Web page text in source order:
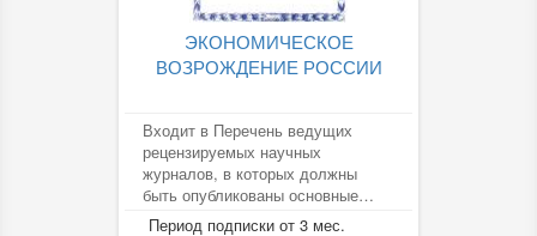
ЭКОНОМИЧЕСКОЕ
ВОЗРОЖДЕНИЕ РОССИИ
Входит в Перечень ведущих
рецензируемых научных
журналов, в которых должны
быть опубликованы основные
научные результаты диссертаций
Период подписки от 3 мес.